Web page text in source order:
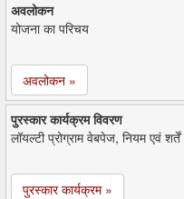
अवलोकन
योजना का परिचय
अवलोकन »
पुरस्कार कार्यक्रम विवरण
लॉयल्टी प्रोग्राम वेबपेज, नियम एवं शर्तें
पुरस्कार कार्यक्रम »